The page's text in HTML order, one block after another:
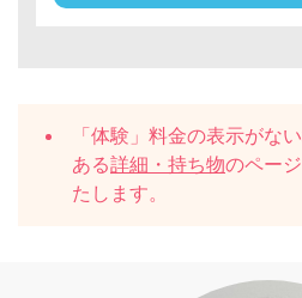
「体験」料金の表示がな
ある詳細・持ち物のペー
たします。